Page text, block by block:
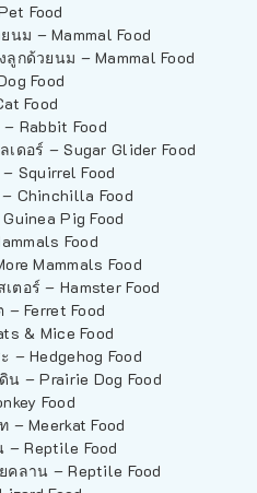
Food
นม – Mammal Food
ลูกด้วยนม – Mammal Food
Food
Food
Rabbit Food
เดอร์ – Sugar Glider Food
Squirrel Food
Chinchilla Food
Pig Food
Food
Mammals Food
ตอร์ – Hamster Food
– Ferret Food
& Mice Food
– Hedgehog Food
น – Prairie Dog Food
Food
– Meerkat Food
– Reptile Food
คลาน – Reptile Food